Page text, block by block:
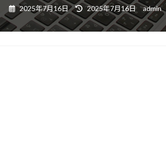
2025年7月16日
最
終
更
新
2025年7月16日 admin